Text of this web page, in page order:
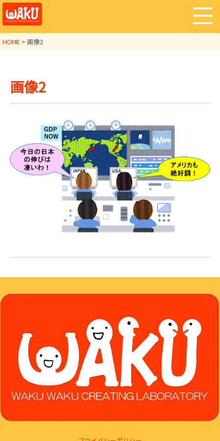
HOME > 画像2
画像2